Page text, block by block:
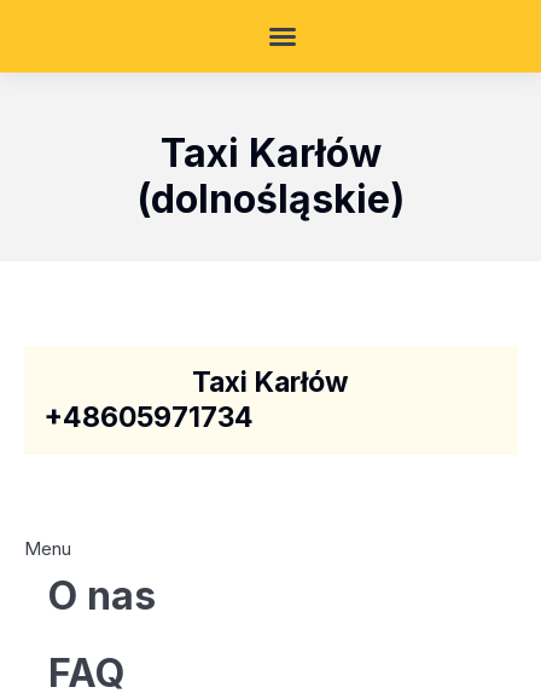
Taxi Karłów
(dolnośląskie)
Taxi Karłów
+48605971734
Menu
O nas
FAQ